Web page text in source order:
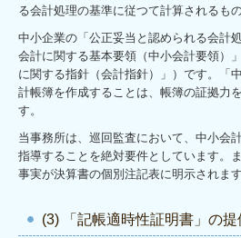
る会計処理の基準に従つて計算されるも
中小企業の「公正妥当と認められる会計
会計に関する基本要領（中小会計要領）
に関する指針（会計指針）」）です。「
計帳簿を作成することは、帳簿の証拠力
す。
当事務所は、巡回監査において、中小会
指導することを絶対要件としています。
事実が決算書の個別注記表に明示されます
(3) 「記帳適時性証明書」の提